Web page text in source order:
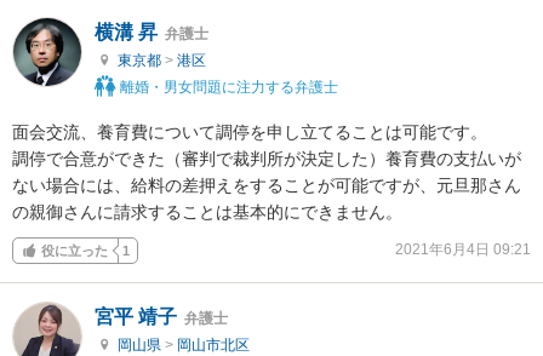
横溝 昇 弁護士
東京都 > 港区
離婚・男女問題に注力する弁護士
面会交流、養育費について調停を申し立てることは可能です。
調停で合意ができた（審判で裁判所が決定した）養育費の支払いが
ない場合には、給料の差押えをすることが可能ですが、元旦那さん
の親御さんに請求することは基本的にできません。
役に立った 1 2021年6月4日 09:21
宮平 靖子 弁護士
岡山県 > 岡山市北区